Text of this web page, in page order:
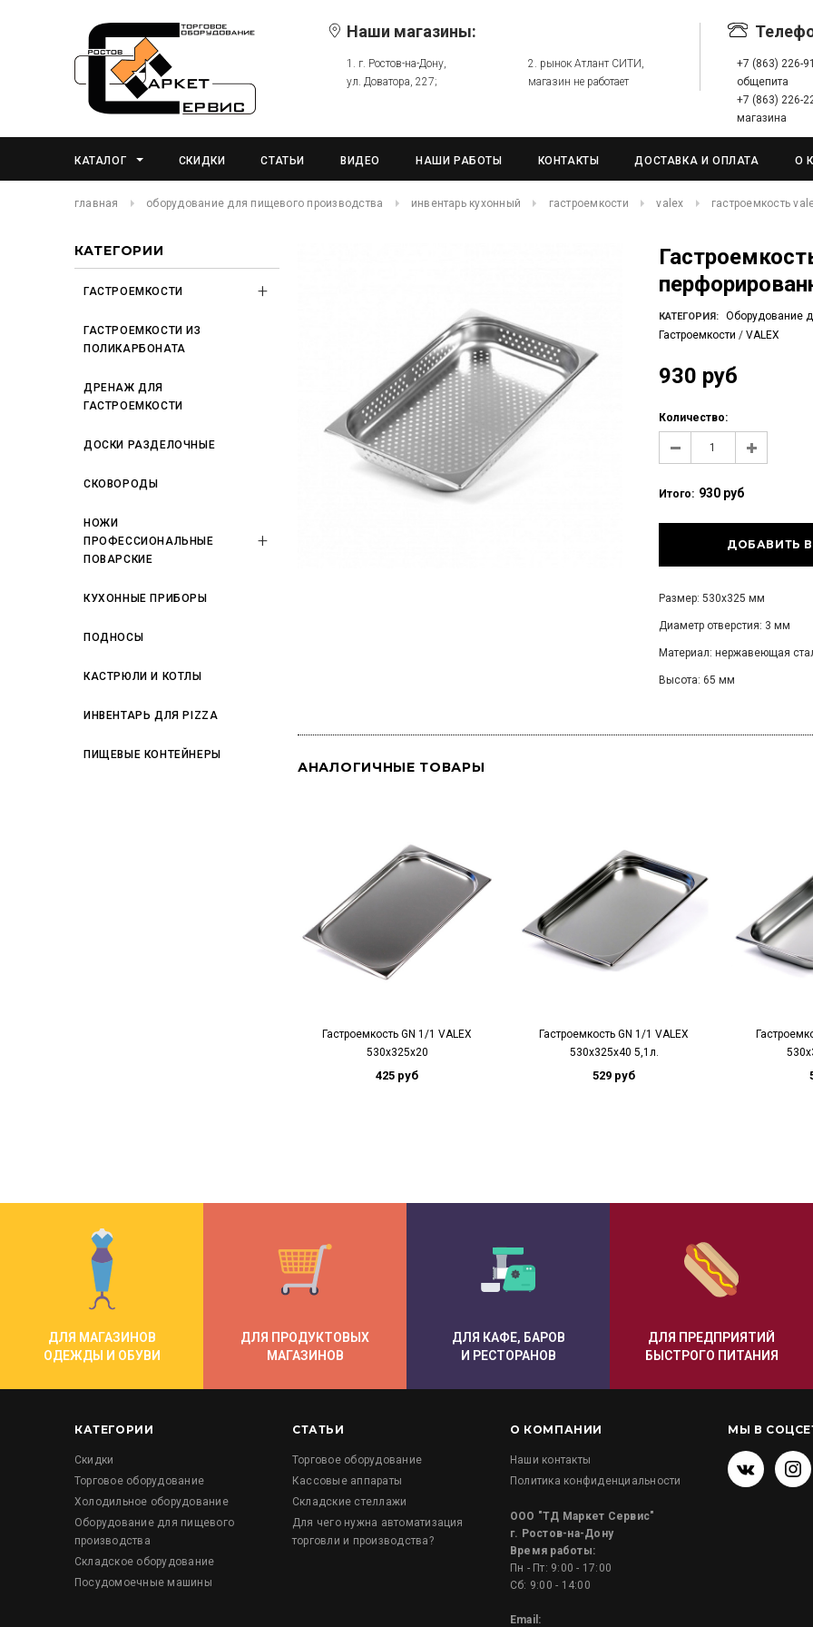
Наши магазины:
1. г. Ростов-на-Дону,
ул. Доватора, 227;
2. рынок Атлант СИТИ,
магазин не работает
+7 (863) 226-
общепита
+7 (863) 226-
магазина
КАТАЛОГ СКИДКИ СТАТЬИ ВИДЕО НАШИ РАБОТЫ КОНТАКТЫ ДОСТАВКА И ОПЛАТА О
главная оборудование для пищевого производства инвентарь кухонный гастроемкости valex гастроемкость
КАТЕГОРИИ
ГАСТРОЕМКОСТИ
ГАСТРОЕМКОСТИ ИЗ
ПОЛИКАРБОНАТА
ДРЕНАЖ ДЛЯ
ГАСТРОЕМКОСТИ
ДОСКИ РАЗДЕЛОЧНЫЕ
СКОВОРОДЫ
НОЖИ
ПРОФЕССИОНАЛЬНЫЕ
ПОВАРСКИЕ
КУХОННЫЕ ПРИБОРЫ
ПОДНОСЫ
КАСТРЮЛИ И КОТЛЫ
ИНВЕНТАРЬ ДЛЯ PIZZA
ПИЩЕВЫЕ КОНТЕЙНЕРЫ
Гастроемкость VALEX GN 1/1 530х325х65 мм
КАТЕГОРИЯ:
Оборудование
Гастроемкости / VALEX
930 руб
Количество:
Итого: 930 руб
Размер: 530х325 мм
Диаметр отверстия: 3 мм
Материал: нержавеющая
Высота: 65 мм
АНАЛОГИЧНЫЕ ТОВАРЫ
Гастроемкость GN 1/1 VALEX
530x325x20
425 руб
Гастроемкость GN 1/1 VALEX
530x325x40 5,1л.
529 руб
ДЛЯ МАГАЗИНОВ
ОДЕЖДЫ И ОБУВИ
ДЛЯ ПРОДУКТОВЫХ
МАГАЗИНОВ
ДЛЯ КАФЕ, БАРОВ
И РЕСТОРАНОВ
ДЛЯ ПРЕДПРИЯТИЙ
БЫСТРОГО ПИТАНИЯ
КАТЕГОРИИ
Скидки
Торговое оборудование
Холодильное оборудование
Оборудование для пищевого
производства
Складское оборудование
Посудомоечные машины
СТАТЬИ
Торговое оборудование
Кассовые аппараты
Складские стеллажи
Для чего нужна автоматизация
торговли и производства?
О КОМПАНИИ
Наши контакты
Политика конфиденциальности
ООО "ТД Маркет Сервис"
г. Ростов-на-Дону
Время работы:
Пн - Пт: 9:00 - 17:00
Сб: 9:00 - 14:00
Email:
МЫ В